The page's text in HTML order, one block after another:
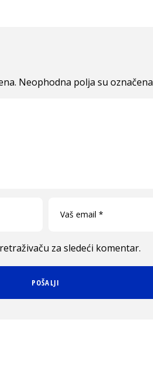
Neophodna polja su označena
za sledeći komentar.